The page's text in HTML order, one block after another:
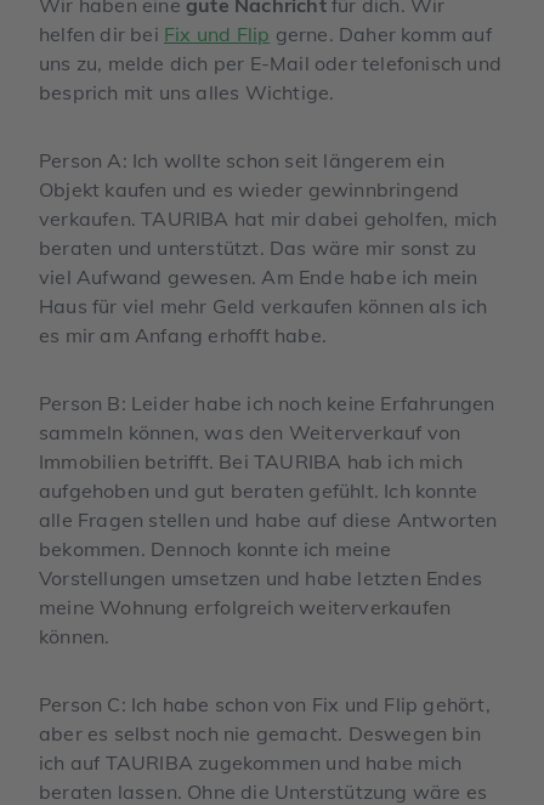
helfen dir bei Fix und Flip gerne. Daher komm auf
uns zu, melde dich per E-Mail oder telefonisch und
besprich mit uns alles Wichtige.
Person A: Ich wollte schon seit längerem ein
Objekt kaufen und es wieder gewinnbringend
verkaufen. TAURIBA hat mir dabei geholfen, mich
beraten und unterstützt. Das wäre mir sonst zu
viel Aufwand gewesen. Am Ende habe ich mein
Haus für viel mehr Geld verkaufen können als ich
es mir am Anfang erhofft habe.
Person B: Leider habe ich noch keine Erfahrungen
sammeln können, was den Weiterverkauf von
Immobilien betrifft. Bei TAURIBA hab ich mich
aufgehoben und gut beraten gefühlt. Ich konnte
alle Fragen stellen und habe auf diese Antworten
bekommen. Dennoch konnte ich meine
Vorstellungen umsetzen und habe letzten Endes
meine Wohnung erfolgreich weiterverkaufen
können.
Person C: Ich habe schon von Fix und Flip gehört,
aber es selbst noch nie gemacht. Deswegen bin
ich auf TAURIBA zugekommen und habe mich
beraten lassen. Ohne die Unterstützung wäre es